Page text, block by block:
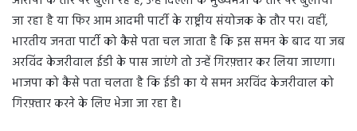
जा रहा है या फिर आम आदमी पार्टी के राष्ट्रीय संयोजक के तौर पर। वहीं,
भारतीय जनता पार्टी को कैसे पता चल जाता है कि इस समन के बाद या जब
अरविंद केजरीवाल ईडी के पास जाएंगे तो उन्हें गिरफ़्तार कर लिया जाएगा।
भाजपा को कैसे पता चलता है कि ईडी का ये समन अरविंद केजरीवाल को
गिरफ़्तार करने के लिए भेजा जा रहा है।